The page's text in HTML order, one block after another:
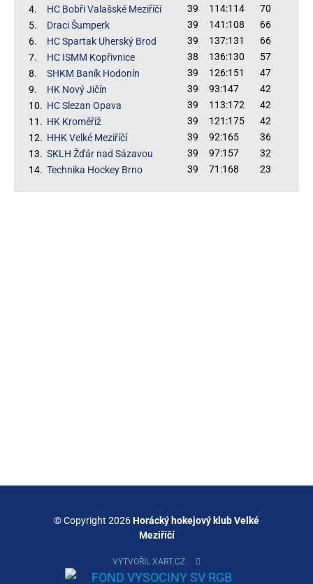
4.
HC Bobři Valašské Meziříčí 39 114:114
70
5.
Draci Šumperk 39 141:108
66
6.
HC Spartak Uherský Brod 39 137:131
66
7.
HC ISMM Kopřivnice 38 136:130
57
8.
SHKM Baník Hodonín 39 126:151
47
9.
HK Nový Jičín 39 93:147
42
10. HC Slezan Opava 39 113:172
42
11. HK Kroměříž 39 121:175
42
12. HHK Velké Meziříčí 39 92:165
36
13. SKLH Žďár nad Sázavou 39 97:157
32
14. Technika Hockey Brno 39 71:168 23
© Copyright 2026Horácký hokejový klub Velké
Meziříčí
VYTVOŘIL XART.CZ